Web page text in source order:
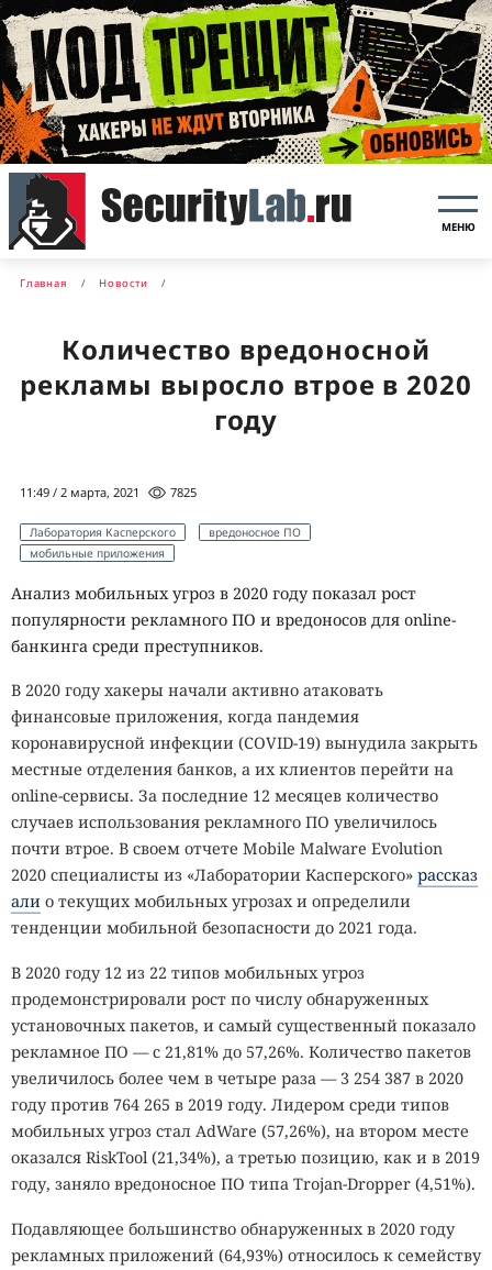
МЕНЮ
Главная Новости
Количество вредоносной
рекламы выросло втрое в 2020
году
11:49 / 2 марта, 2021 7825
Лаборатория Касперского
вредоносное ПО
мобильные приложения
Анализ мобильных угроз в 2020 году показал рост
популярности рекламного ПО и вредоносов для online-
банкинга среди преступников.
В 2020 году хакеры начали активно атаковать
финансовые приложения, когда пандемия
коронавирусной инфекции (COVID-19) вынудила закрыть
местные отделения банков, а их клиентов перейти на
online-сервисы. За последние 12 месяцев количество
случаев использования рекламного ПО увеличилось
почти втрое. В своем отчете Mobile Malware Evolution
2020 специалисты из «Лаборатории Касперского» рассказ
али о текущих мобильных угрозах и определили
тенденции мобильной безопасности до 2021 года.
В 2020 году 12 из 22 типов мобильных угроз
продемонстрировали рост по числу обнаруженных
установочных пакетов, и самый существенный показало
рекламное ПО — с 21,81% до 57,26%. Количество пакетов
увеличилось более чем в четыре раза — 3 254 387 в 2020
году против 764 265 в 2019 году. Лидером среди типов
мобильных угроз стал AdWare (57,26%), на втором месте
оказался RiskTool (21,34%), а третью позицию, как и в 2019
году, заняло вредоносное ПО типа Trojan-Dropper (4,51%).
Подавляющее большинство обнаруженных в 2020 году
рекламных приложений (64,93%) относилось к семейству